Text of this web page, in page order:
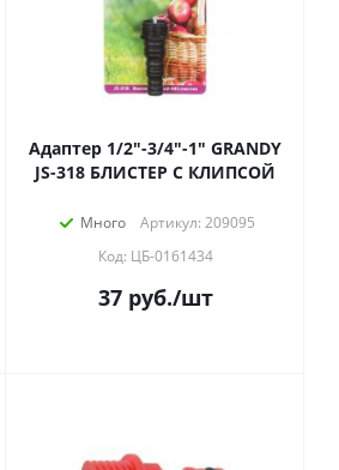
Адаптер 1/2"-3/4"-1" GRANDY
JS-318 БЛИСТЕР С КЛИПСОЙ
Много
Артикул: 209095
Код: ЦБ-0161434
37руб./шт